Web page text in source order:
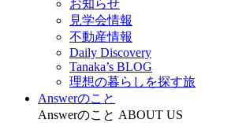
お知らせ
見学会情報
不動産情報
Daily Discovery
Tanaka’s BLOG
理想の暮らしを探す旅
Answerのこと
Answerのこと ABOUT US